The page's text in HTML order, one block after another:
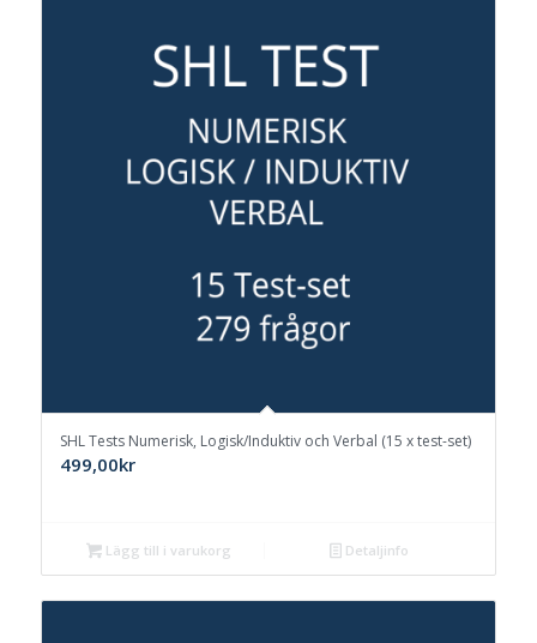
SHL Tests Numerisk, Logisk/Induktiv och Verbal (15 x test-set)
499,00kr
Lägg till i varukorg Detaljinfo